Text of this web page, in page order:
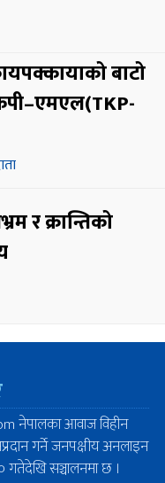
बाटो
र क्रान्तिको
नेपालका आवाज विहीन
गर्ने जनपक्षीय अनलाइन
गतेदेखि सञ्चालनमा छ ।